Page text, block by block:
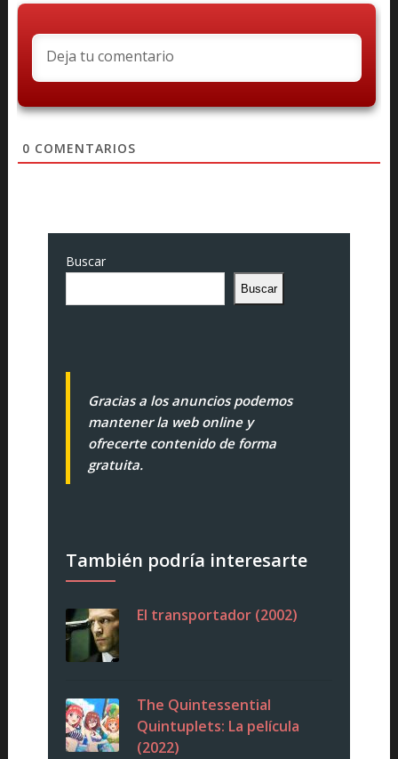
0 COMENTARIOS
Buscar
Buscar
Gracias a los anuncios podemos
mantener la web online y
ofrecerte contenido de forma
gratuita.
También podría interesarte
El transportador (2002)
The Quintessential
Quintuplets: La película
(2022)